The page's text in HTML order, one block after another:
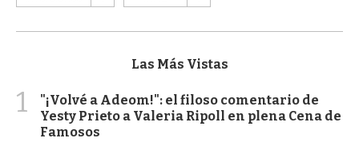
Las Más Vistas
1
"¡Volvé a Adeom!": el filoso comentario de
Yesty Prieto a Valeria Ripoll en plena Cena de
Famosos